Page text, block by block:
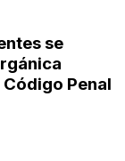
se
Penal